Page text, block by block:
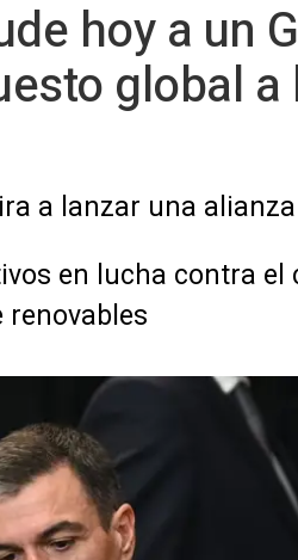
hoy a un
global
a lanzar una
en lucha contra